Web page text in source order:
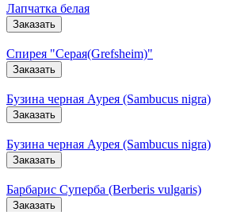
Лапчатка белая
Заказать
Спирея "Серая(Grefsheim)"
Заказать
Бузина черная Аурея (Sambucus nigra)
Заказать
Бузина черная Аурея (Sambucus nigra)
Заказать
Барбарис Суперба (Berberis vulgaris)
Заказать